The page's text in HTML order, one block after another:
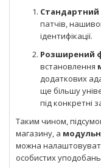
Стандартний
патчів,
ідентифікації.
Розширений
встановлення
додаткових
ще більшу
під конкретні
Таким чином,
магазину, а
можна налаштовувати
особистих